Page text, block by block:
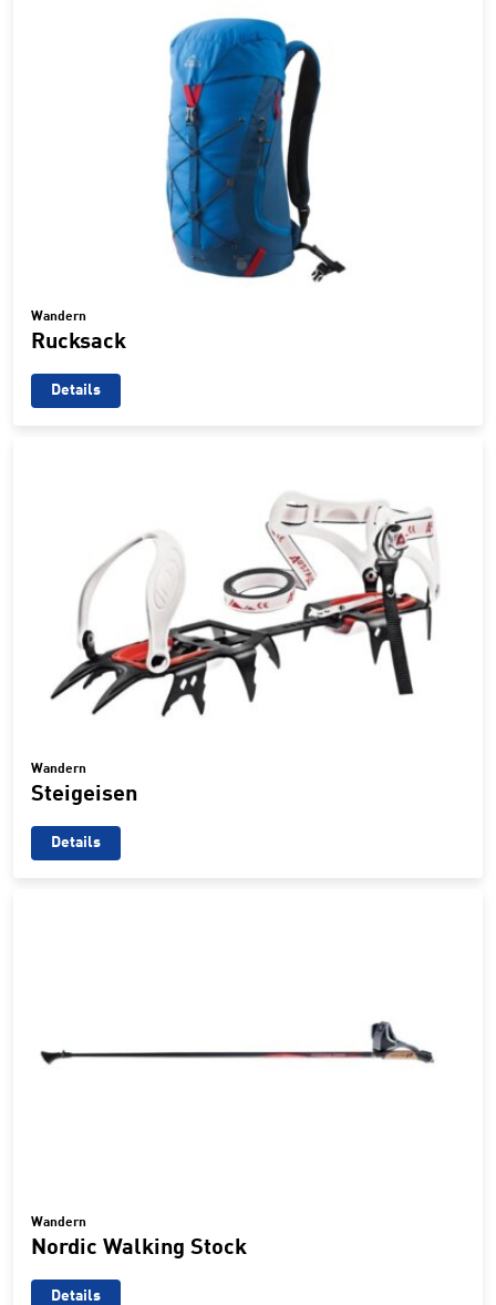
Wandern
Rucksack
Details
Wandern
Steigeisen
Details
Wandern
Nordic Walking Stock
Details